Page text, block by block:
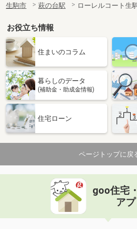
生駒市
萩の台駅 ローレルコート生
お役立ち情報
住まいのコラム
暮らしのデータ
(補助金・助成金情報)
住宅ローン
ページトップに戻
goo住宅
アプ